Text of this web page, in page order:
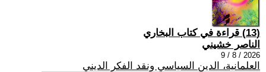
(13) قراءة في كتاب البخاري
الناصر خشيني
2026 / 8 / 9
العلمانية، الدين السياسي ونقد الفكر الديني